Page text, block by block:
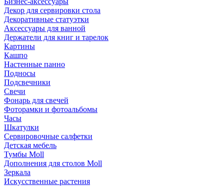
Декор для сервировки стола
Декоративные статуэтки
Аксессуары для ванной
Держатели для книг и тарелок
Картины
Кашпо
Настенные панно
Подносы
Подсвечники
Свечи
Фонарь для свечей
Фоторамки и фотоальбомы
Часы
Шкатулки
Сервировочные салфетки
Детская мебель
Тумбы Moll
Дополнения для столов Moll
Зеркала
Искусственные растения